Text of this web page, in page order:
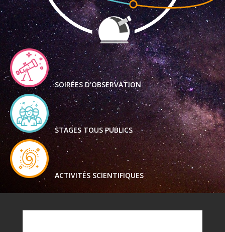
SOIRÉES D'OBSERVATION
STAGES TOUS PUBLICS
ACTIVITÉS SCIENTIFIQUES